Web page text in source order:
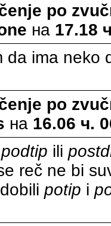
po
на 17.18
da ima neko
po
на 16.06 ч.
podtip ili
reč ne bi
dobilipotip i